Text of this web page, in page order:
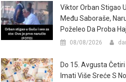
Viktor Orban Stigao
Među Saboraše,
Poželeo Da Proba
08/08/2026
Do 15. Avgusta
Imati Više Sreće S